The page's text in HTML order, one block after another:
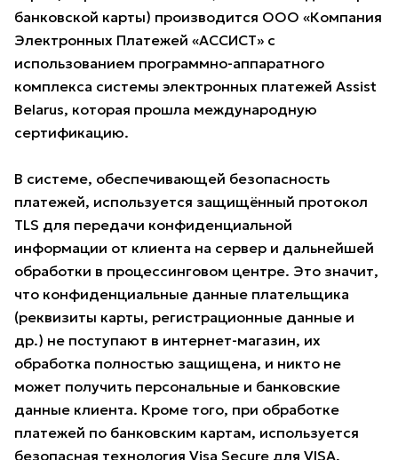
банковской карты) производится ООО «Компания
Электронных Платежей «АССИСТ» с
использованием программно-аппаратного
комплекса системы электронных платежей Assist
Belarus, которая прошла международную
сертификацию.
В системе, обеспечивающей безопасность
платежей, используется защищённый протокол
TLS для передачи конфиденциальной
информации от клиента на сервер и дальнейшей
обработки в процессинговом центре. Это значит,
что конфиденциальные данные плательщика
(реквизиты карты, регистрационные данные и
др.) не поступают в интернет-магазин, их
обработка полностью защищена, и никто не
может получить персональные и банковские
данные клиента. Кроме того, при обработке
платежей по банковским картам, используется
безопасная технология Visa Secure для VISA,